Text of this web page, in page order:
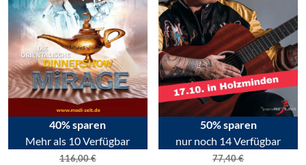
40% sparen
Mehr als 10 Verfügbar
116,00€
50% sparen
nur noch 14 Verfügbar
77,40€